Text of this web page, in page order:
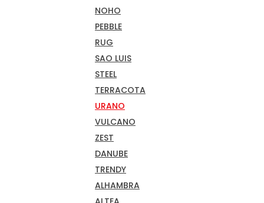
NOHO
PEBBLE
RUG
SAO LUIS
STEEL
TERRACOTA
URANO
VULCANO
ZEST
DANUBE
TRENDY
ALHAMBRA